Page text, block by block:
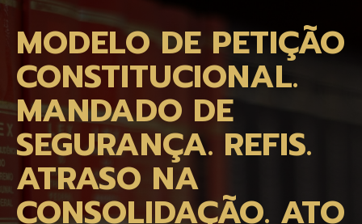
MODELO DE PETIÇÃO
CONSTITUCIONAL.
MANDADO DE
SEGURANÇA. REFIS.
ATRASO NA
CONSOLIDAÇÃO. ATO